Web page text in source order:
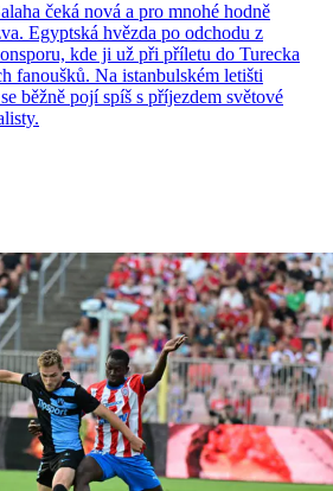
čeká nová a pro mnohé hodně
Egyptská hvězda po odchodu z
kde ji už při příletu do Turecka
fanoušků. Na istanbulském letišti
běžně pojí spíš s příjezdem světové